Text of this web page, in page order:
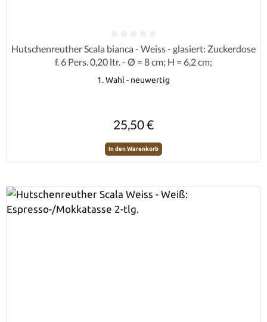
Durchschnittliche Bewertung von 0 von 5 Sternen
Hutschenreuther Scala bianca - Weiss - glasiert: Zuckerdose
f. 6 Pers. 0,20 ltr. - Ø = 8 cm; H = 6,2 cm;
1. Wahl - neuwertig
25,50 €
In den Warenkorb